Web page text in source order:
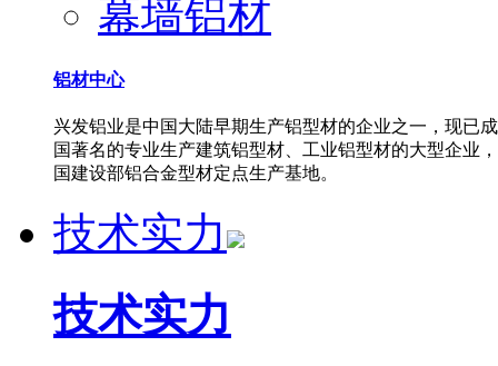
幕墙铝材
铝材中心
兴发铝业是中国大陆早期生产铝型材的企业之一，现已
国著名的专业生产建筑铝型材、工业铝型材的大型企业
国建设部铝合金型材定点生产基地。
技术实力
技术实力